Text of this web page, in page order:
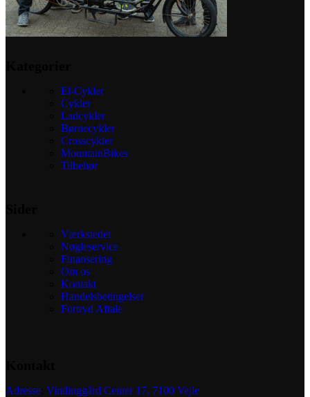
El-Cykler
Cykler
Ladcykler
Børnecykler
Crosscykler
MountainBikes
Tilbehør
Værkstedet
Nøgleservice
Finansering
Om os
Kontakt
Handelsbetingelser
Fortryd Aftale
Adresse Vindinggård Center 17, 7100 Vejle